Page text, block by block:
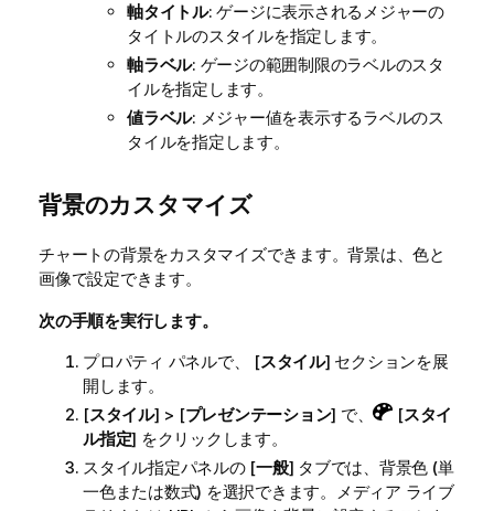
軸タイトル: ゲージに表示されるメジャーの
タイトルのスタイルを指定します。
軸ラベル: ゲージの範囲制限のラベルのスタ
イルを指定します。
値ラベル: メジャー値を表示するラベルのス
タイルを指定します。
背景のカスタマイズ
チャートの背景をカスタマイズできます。背景は、色と
画像で設定できます。
次の手順を実行します。
プロパティ パネルで、 [スタイル] セクションを展
開します。
[スタイル] > [プレゼンテーション] で、 [スタイ
ル指定] をクリックします。
スタイル指定パネルの [一般] タブでは、背景色 (単
一色または数式) を選択できます。メディア ライブ